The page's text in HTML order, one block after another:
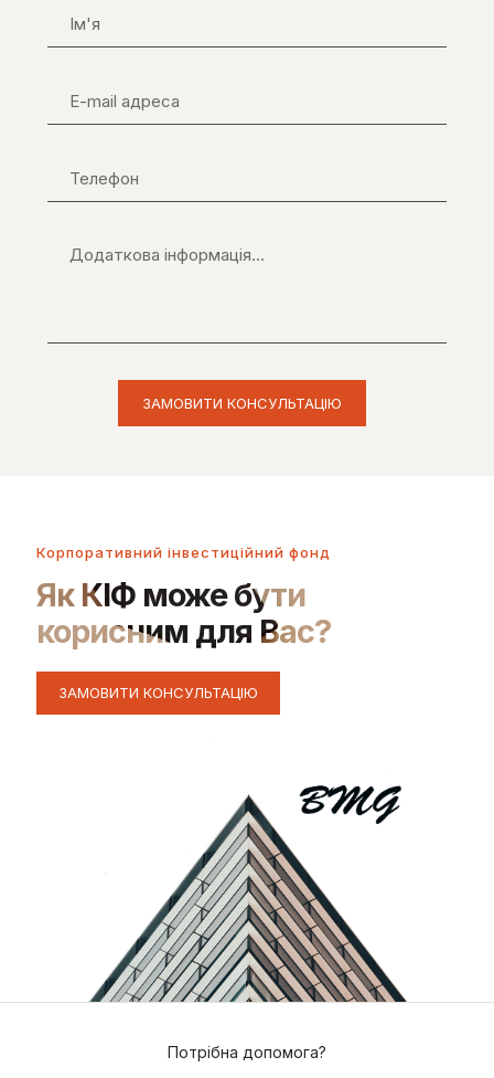
Корпоративний інвестиційний фонд
Як КІФ може бути
корисним для Вас?
ЗАМОВИТИ КОНСУЛЬТАЦІЮ
Потрібна допомога?